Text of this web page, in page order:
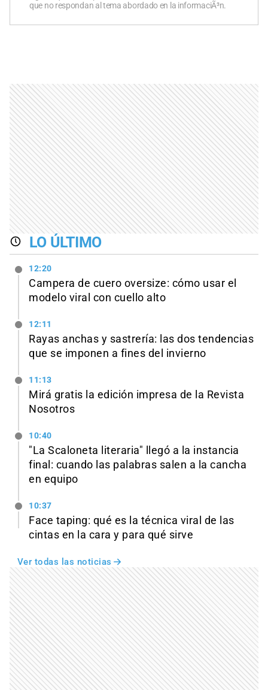
que no respondan al tema abordado en la informaciÃ³n.
LO ÚLTIMO
12:20
Campera de cuero oversize: cómo usar el
modelo viral con cuello alto
12:11
Rayas anchas y sastrería: las dos tendencias
que se imponen a fines del invierno
11:13
Mirá gratis la edición impresa de la Revista
Nosotros
10:40
"La Scaloneta literaria" llegó a la instancia
final: cuando las palabras salen a la cancha
en equipo
10:37
Face taping: qué es la técnica viral de las
cintas en la cara y para qué sirve
Ver todas las noticias